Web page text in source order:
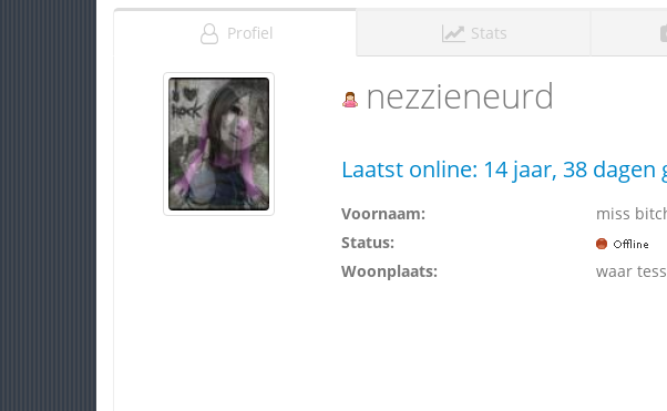
Profiel Stats
nezzieneurd
Laatst online: 14 jaar, 38 dagen
Voornaam:
miss
Status:
Woonplaats:
waar